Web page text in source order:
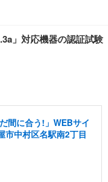
ャスター付き コンパク
FHD 量子ドット 残
限定】
」対応機器の認証試験
間に合う!」WEBサイ
市中村区名駅南2丁目